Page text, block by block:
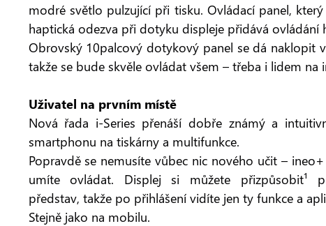
modré světlo pulzující při tisku. Ovládací panel,
haptická odezva při dotyku displeje přidává ovládání
Obrovský 10palcový dotykový panel se dá naklopit
takže se bude skvěle ovládat všem – třeba i lidem na
Uživatel na prvním místě
Nová řada i-Series přenáší dobře známý a
smartphonu na tiskárny a multifunkce.
Popravdě se nemusíte vůbec nic nového učit –
umíte ovládat. Displej si můžete přizpůsobit¹
představ, takže po přihlášení vidíte jen ty funkce a
Stejně jako na mobilu.